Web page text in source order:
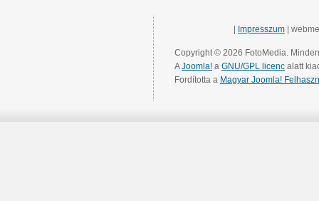
Impresszum |
Copyright © 2026 FotoMedia.
AJoomla! a GNU/GPL licenc alatt
Fordította a Magyar Joomla!